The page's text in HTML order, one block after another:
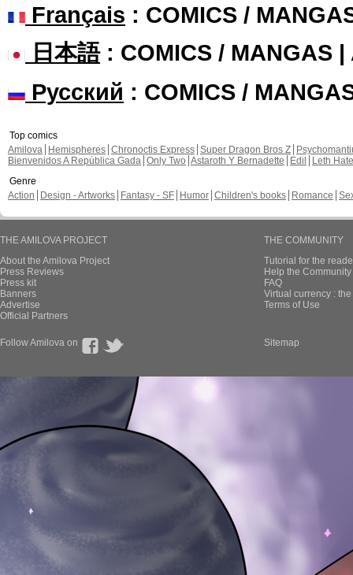
Français : COMICS /
日本語: COMICS / MANGAS |
Русский : COMICS /
Top comics
Amilova
Hemispheres Chronoctis Express Super Dragon Bros Z
Bienvenidos A República Gada Only Two Astaroth Y Bernadette Edil
Leth Hate
Genre
Action
Design - Artworks Fantasy - SF Humor Children's books Romance
THE AMILOVA PROJECT
About the Amilova Project
Press Reviews
Press kit
Banners
Advertise
Official Partners
THE COMMUNITY
Tutorial for the
Help the
FAQ
Virtual currency :
Terms of Use
Follow Amilova on Sitemap